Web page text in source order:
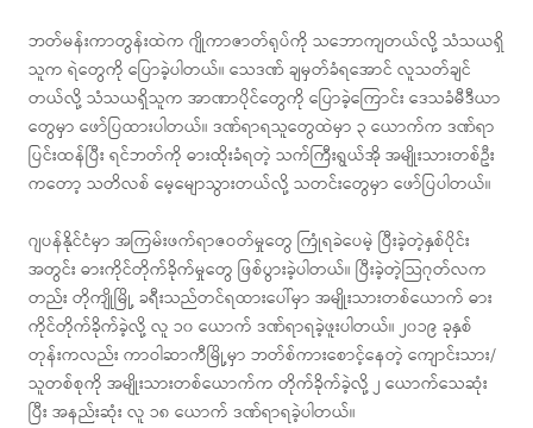
ဘတ်မန်းကာတွန်းထဲက ဂျိုကာဇာတ်ရုပ်ကို သဘောကျတယ်လို့ သံသယရှိ
သူက ရဲတွေကို ပြောခဲ့ပါတယ်။ သေဒဏ် ချမှတ်ခံရအောင် လူသတ်ချင်
တယ်လို့ သံသယရှိသူက အာဏာပိုင်တွေကို ပြောခဲ့ကြောင်း ဒေသခံမီဒီယာ
တွေမှာ ဖော်ပြထားပါတယ်။ ဒဏ်ရာရသူတွေထဲမှာ ၃ ယောက်က ဒဏ်ရာ
ပြင်းထန်ပြီး ရင်ဘတ်ကို ဓားထိုးခံရတဲ့ သက်ကြီးရွယ်အို အမျိုးသားတစ်ဦး
ကတော့ သတိလစ် မေ့မျောသွားတယ်လို့ သတင်းတွေမှာ ဖော်ပြပါတယ်။
ဂျပန်နိုင်ငံမှာ အကြမ်းဖက်ရာဇဝတ်မှုတွေ ကြုံရခဲပေမဲ့ ပြီးခဲ့တဲ့နှစ်ပိုင်း
အတွင်း ဓားကိုင်တိုက်ခိုက်မှုတွေ ဖြစ်ပွားခဲ့ပါတယ်။ ပြီးခဲ့တဲ့သြဂုတ်လက
တည်း တိုကျိုမြို့ ခရီးသည်တင်ရထားပေါ်မှာ အမျိုးသားတစ်ယောက် ဓား
ကိုင်တိုက်ခိုက်ခဲ့လို့ လူ ၁၀ ယောက် ဒဏ်ရာရခဲ့ဖူးပါတယ်။ ၂၀၁၉ ခုနှစ်
တုန်းကလည်း ကာဝါဆာကီမြို့မှာ ဘတ်စ်ကားစောင့်နေတဲ့ ကျောင်းသား/
သူတစ်စုကို အမျိုးသားတစ်ယောက်က တိုက်ခိုက်ခဲ့လို့ ၂ ယောက်သေဆုံး
ပြီး အနည်းဆုံး လူ ၁၈ ယောက် ဒဏ်ရာရခဲ့ပါတယ်။